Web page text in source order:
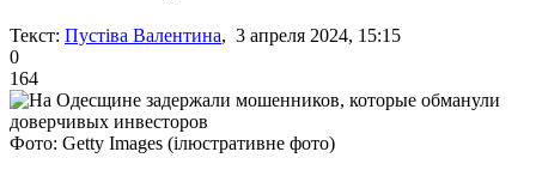
Текст: Пустіва Валентина, 3 апреля 2024, 15:15
0
164
Фото: Getty Images (ілюстративне фото)